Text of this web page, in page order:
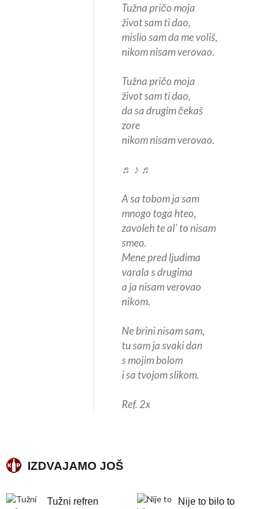
Tužna pričo moja
život sam ti dao,
mislio sam da me voliš,
nikom nisam verovao.
Tužna pričo moja
život sam ti dao,
da sa drugim čekaš
zore
nikom nisam verovao.
♬ ♪ ♬
A sa tobom ja sam
mnogo toga hteo,
zavoleh te al' to nisam
smeo.
Mene pred ljudima
varala s drugima
a ja nisam verovao
nikom.
Ne brini nisam sam,
tu sam ja svaki dan
s mojim bolom
i sa tvojom slikom.
Ref. 2x
IZDVAJAMO JOŠ
Tužni refren Nije to bilo to